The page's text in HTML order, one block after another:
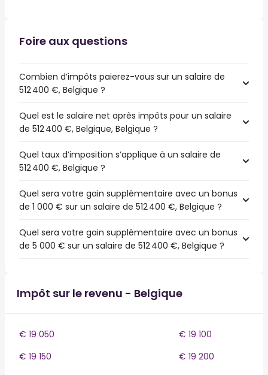
Foire aux questions
Combien d’impôts paierez-vous sur un salaire de
512 400 €, Belgique ?
Quel est le salaire net après impôts pour un salaire
de 512 400 €, Belgique, Belgique ?
Quel taux d’imposition s’applique à un salaire de
512 400 €, Belgique ?
Quel sera votre gain supplémentaire avec un bonus
de 1 000 € sur un salaire de 512 400 €, Belgique ?
Quel sera votre gain supplémentaire avec un bonus
de 5 000 € sur un salaire de 512 400 €, Belgique ?
Impôt sur le revenu - Belgique
€ 19 050
€ 19 100
€ 19 150
€ 19 200